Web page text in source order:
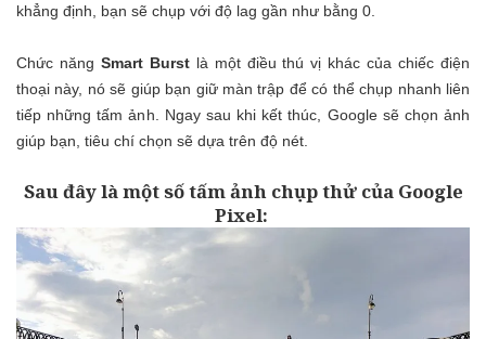
khẳng định, bạn sẽ chụp với độ lag gần như bằng 0.
Chức năng Smart Burstlà một điều thú vị khác của chiếc điện
thoại này, nó sẽ giúp bạn giữ màn trập để có thể chụp nhanh liên
tiếp những tấm ảnh. Ngay sau khi kết thúc, Google sẽ chọn ảnh
giúp bạn, tiêu chí chọn sẽ dựa trên độ nét.
Sau đây là một số tấm ảnh chụp thử của Google
Pixel: